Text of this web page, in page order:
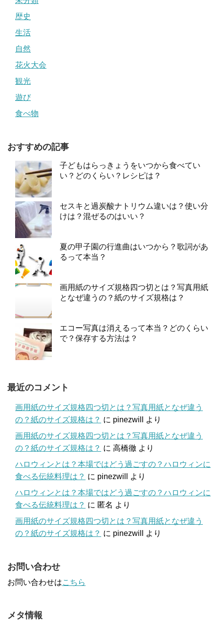
歴史
生活
自然
花火大会
観光
遊び
食べ物
おすすめの記事
子どもはらっきょうをいつから食べてい
い？どのくらい？レシピは？
セスキと過炭酸ナトリウム違いは？使い分
けは？混ぜるのはいい？
夏の甲子園の行進曲はいつから？歌詞があ
るって本当？
画用紙のサイズ規格四つ切とは？写真用紙
となぜ違うの？紙のサイズ規格は？
エコー写真は消えるって本当？どのくらい
で？保存する方法は？
最近のコメント
画用紙のサイズ規格四つ切とは？写真用紙となぜ違う
の？紙のサイズ規格は？ に pinezwill
より
画用紙のサイズ規格四つ切とは？写真用紙となぜ違う
の？紙のサイズ規格は？ に 高橋徹 より
ハロウィンとは？本場ではどう過ごすの？ハロウィンに
食べる伝統料理は？ に pinezwill
より
ハロウィンとは？本場ではどう過ごすの？ハロウィンに
食べる伝統料理は？ に 匿名 より
画用紙のサイズ規格四つ切とは？写真用紙となぜ違う
の？紙のサイズ規格は？ に pinezwill より
お問い合わせ
お問い合わせはこちら
メタ情報